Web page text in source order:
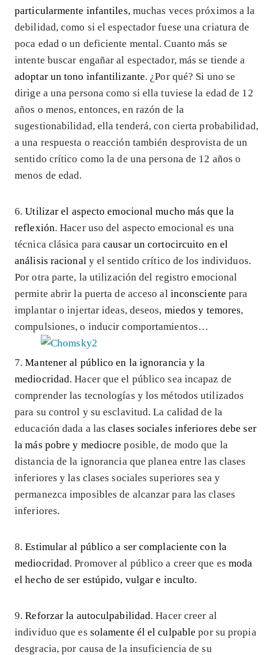
particularmente infantiles, muchas veces próximos a la
debilidad, como si el espectador fuese una criatura de
poca edad o un deficiente mental. Cuanto más se
intente buscar engañar al espectador, más se tiende a
adoptar un tono infantilizante. ¿Por qué? Si uno se
dirige a una persona como si ella tuviese la edad de 12
años o menos, entonces, en razón de la
sugestionabilidad, ella tenderá, con cierta probabilidad,
a una respuesta o reacción también desprovista de un
sentido crítico como la de una persona de 12 años o
menos de edad.
6.Utilizar el aspecto emocional mucho más que la
reflexión. Hacer uso del aspecto emocional es una
técnica clásica paracausar un cortocircuito en el
análisis racional y el sentido crítico de los individuos.
Por otra parte, la utilización del registro emocional
permite abrir la puerta de acceso al inconscientepara
implantar o injertar ideas, deseos, miedos y temores,
compulsiones, o inducir comportamientos…
7.Mantener al público en la ignorancia y la
mediocridad. Hacer que el público sea incapaz de
comprender las tecnologías y los métodos utilizados
para su control y su esclavitud. La calidad de la
educación dada a lasclases sociales inferiores debe ser
la más pobre y mediocreposible, de modo que la
distancia de la ignorancia que planea entre las clases
inferiores y las clases sociales superiores sea y
permanezca imposibles de alcanzar para las clases
inferiores.
8.Estimular al público a ser complaciente con la
mediocridad. Promover al público a creer que es moda
el hecho de ser estúpido, vulgar e inculto.
9.Reforzar la autoculpabilidad. Hacer creer al
individuo que es solamente él el culpablepor su propia
desgracia, por causa de la insuficiencia de su